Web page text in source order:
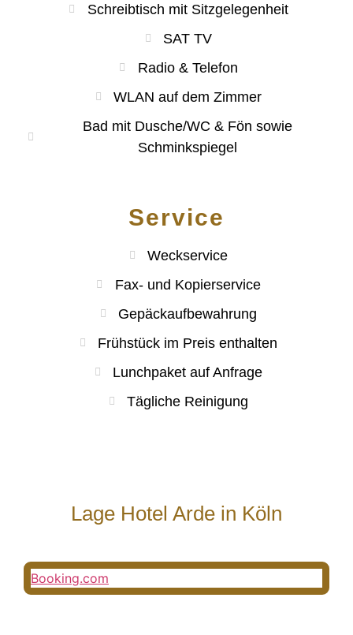
Schreibtisch mit Sitzgelegenheit
SAT TV
Radio & Telefon
WLAN auf dem Zimmer
Bad mit Dusche/WC & Fön sowie
Schminkspiegel
Service
Weckservice
Fax- und Kopierservice
Gepäckaufbewahrung
Frühstück im Preis enthalten
Lunchpaket auf Anfrage
Tägliche Reinigung
Lage Hotel Arde in Köln
Booking.com